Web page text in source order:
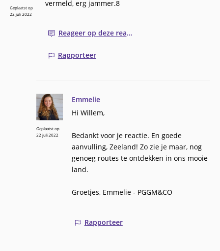
vermeld, erg jammer.8
Reageer op deze reactie
Rapporteer
Geplaatst op
22 juli 2022
Emmelie
Hi Willem,
Bedankt voor je reactie. En goede
aanvulling, Zeeland! Zo zie je maar, nog
genoeg routes te ontdekken in ons mooie
land.
Groetjes, Emmelie - PGGM&CO
Rapporteer
Geplaatst op
22 juli 2022